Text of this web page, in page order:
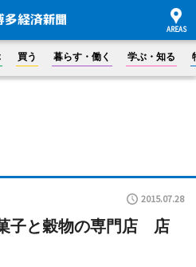
買う 暮らす・働く 学ぶ・知る
2015.07.28
子と穀物の専門店 店